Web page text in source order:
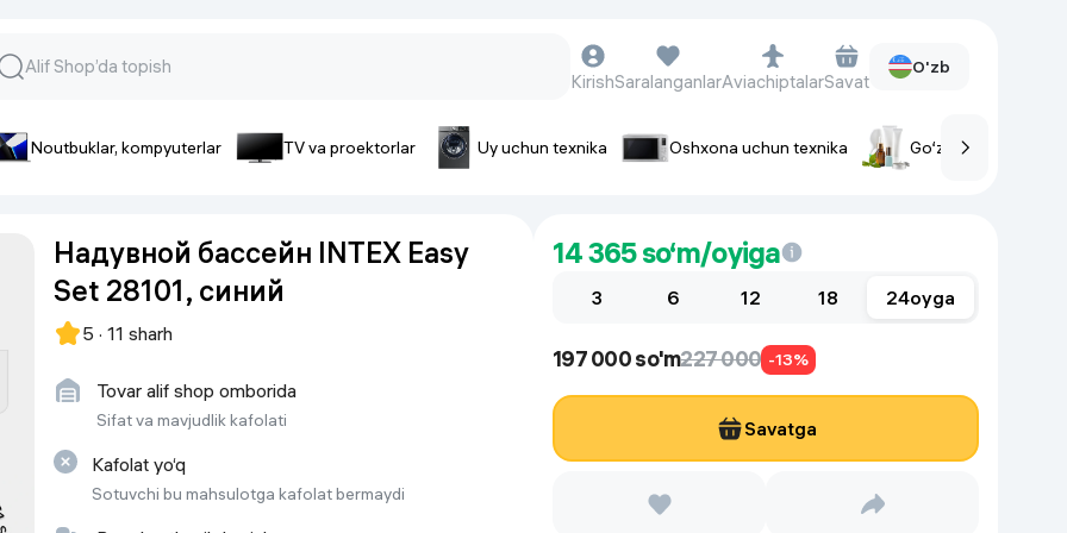
va gadjetlar
Smartfonlar uchun g’ilof
iPhone uchun g’ilof
Tegishli tovarlar
Kabellar
Aqlli-soatlar
Qo'l soatlari
Fitnes-brasletlar
Foto apparatlari va Video-
KirishSaralanganlarAviachiptalarSavat
O'zb
Noutbuklar, kompyuterlar TV va proektorlar Uy uchun texnika Oshxona uchun texnika Go‘zallik va parvarish
Надувной бассейн INTEX Easy
Set 28101, синий
5 · 11 sharh
Tovar alif shop omborida
Sifat va mavjudlik kafolati
Kafolat yo‘q
Sotuvchi bu mahsulotga kafolat bermaydi
14 365so‘m/oyiga
3 6 12 18 24oyga
197 000 so'm227 000 -13%
Savatga